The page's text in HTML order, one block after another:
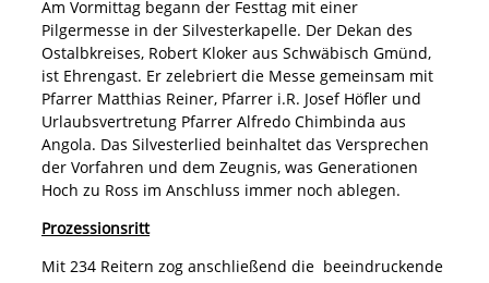
Am Vormittag begann der Festtag mit einer
Pilgermesse in der Silvesterkapelle. Der Dekan des
Ostalbkreises, Robert Kloker aus Schwäbisch Gmünd,
ist Ehrengast. Er zelebriert die Messe gemeinsam mit
Pfarrer Matthias Reiner, Pfarrer i.R. Josef Höfler und
Urlaubsvertretung Pfarrer Alfredo Chimbinda aus
Angola. Das Silvesterlied beinhaltet das Versprechen
der Vorfahren und dem Zeugnis, was Generationen
Hoch zu Ross im Anschluss immer noch ablegen.
Prozessionsritt
Mit 234 Reitern zog anschließend die beeindruckende